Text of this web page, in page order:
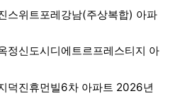
스위트포레강남(주상복합) 아파
정신도시디에트르프레스티지 아
덕진휴먼빌6차 아파트 2026년